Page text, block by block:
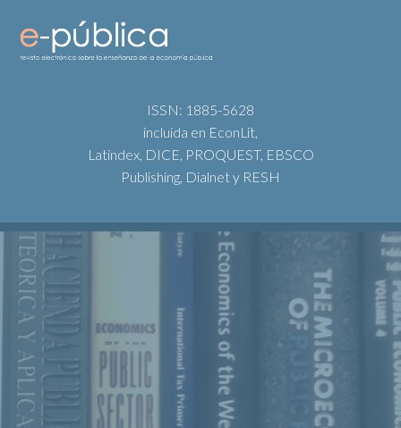
ISSN: 1885-5628
incluida en EconLit,
Latindex, DICE, PROQUEST, EBSCO
Publishing, Dialnet y RESH